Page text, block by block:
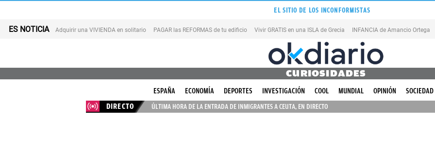
EL SITIO DE LOS INCONFORMISTAS
ES NOTICIA Adquirir una VIVIENDA en solitario PAGAR las REFORMAS de tu edificio Vivir GRATIS en una ISLA de Grecia INFANCIA de Amancio Ortega
CURIOSIDADES
ESPAÑA ECONOMÍA DEPORTES INVESTIGACIÓN COOL MUNDIAL OPINIÓN SOCIEDAD
DIRECTO
ÚLTIMA HORA DE LA ENTRADA DE INMIGRANTES A CEUTA, EN DIRECTO